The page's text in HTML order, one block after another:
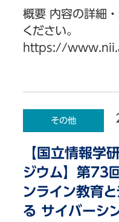
概要 内容の詳細
ください。
https://
その他
【国立情報学
ジウム】第73
ンライン教育
る サイバーシ